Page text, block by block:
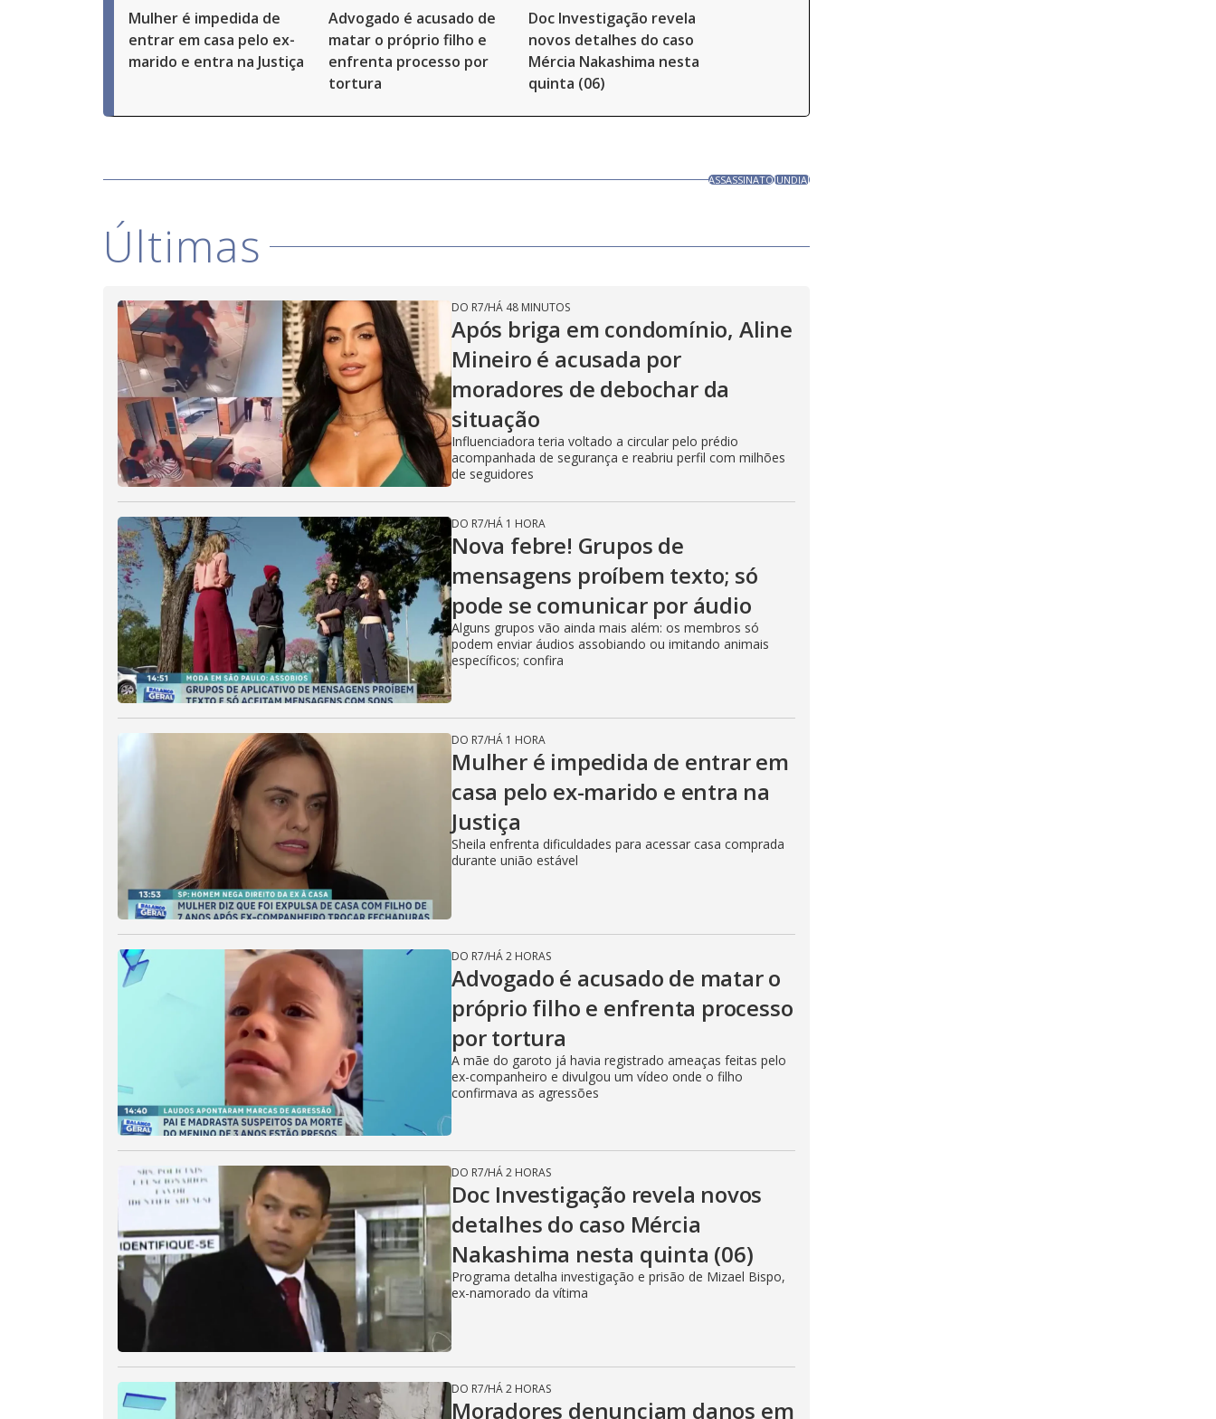
Mulher é impedida de
entrar em casa pelo ex-
marido e entra na Justiça
Advogado é acusado de
matar o próprio filho e
enfrenta processo por
tortura
Doc Investigação revela
novos detalhes do caso
Mércia Nakashima nesta
quinta (06)
ASSASSINATOJUNDIAÍ
Últimas
DO R7/HÁ 48 MINUTOS
Após briga em condomínio, Aline
Mineiro é acusada por
moradores de debochar da
situação
Influenciadora teria voltado a circular pelo prédio
acompanhada de segurança e reabriu perfil com milhões
de seguidores
DO R7/HÁ 1 HORA
Nova febre! Grupos de
mensagens proíbem texto; só
pode se comunicar por áudio
Alguns grupos vão ainda mais além: os membros só
podem enviar áudios assobiando ou imitando animais
específicos; confira
DO R7/HÁ 1 HORA
Mulher é impedida de entrar em
casa pelo ex-marido e entra na
Justiça
Sheila enfrenta dificuldades para acessar casa comprada
durante união estável
DO R7/HÁ 2 HORAS
Advogado é acusado de matar o
próprio filho e enfrenta processo
por tortura
A mãe do garoto já havia registrado ameaças feitas pelo
ex-companheiro e divulgou um vídeo onde o filho
confirmava as agressões
DO R7/HÁ 2 HORAS
Doc Investigação revela novos
detalhes do caso Mércia
Nakashima nesta quinta (06)
Programa detalha investigação e prisão de Mizael Bispo,
ex-namorado da vítima
DO R7/HÁ 2 HORAS
Moradores denunciam danos em